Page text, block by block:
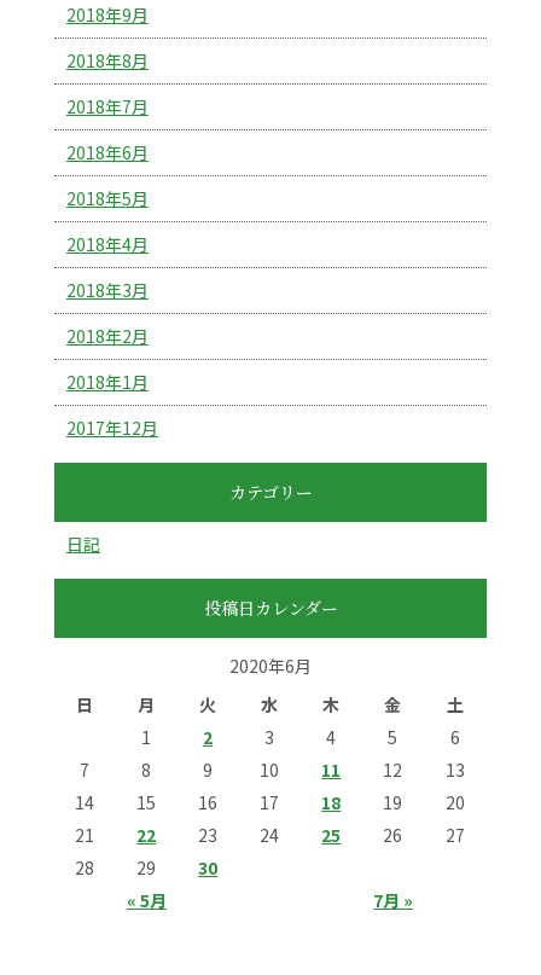
2018年9月
2018年8月
2018年7月
2018年6月
2018年5月
2018年4月
2018年3月
2018年2月
2018年1月
2017年12月
カテゴリー
日記
投稿日カレンダー
2020年6月
日
月 火 水 木 金 土
« 5月 7月 »
1 2 3 4 5
6
7
8 9 10 11 12
13
14
15 16 17 18 19
20
21
22 23 24 25 26
27
28
29 30